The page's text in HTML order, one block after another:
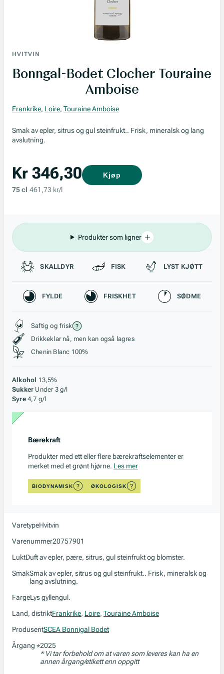
HVITVIN
Bonngal-Bodet Clocher Touraine
Amboise
Frankrike, Loire, Touraine Amboise
Smak av epler, sitrus og gul steinfrukt.. Frisk, mineralsk og lang
avslutning.
Kr 346,30
75 cl 461,73 kr/l
Kjøp
Produkter som ligner
Passer til
SKALLDYR FISK LYST KJØTT
Karakteristikk
FYLDE FRISKHET SØDME
Stil, lagring og råstoff
Saftig og frisk
Drikkeklar nå, men kan også lagres
Chenin Blanc 100%
Alkohol 13,5%
Sukker Under 3 g/l
Syre 4,7 g/l
Bærekraft
Produkter med ett eller flere bærekraftselementer er
merket med et grønt hjørne. Les mer
BIODYNAMISK ØKOLOGISK
VaretypeHvitvin
Varenummer20757901
LuktDuft av epler, pære, sitrus, gul steinfrukt og blomster.
SmakSmak av epler, sitrus og gul steinfrukt.. Frisk, mineralsk og
lang avslutning.
FargeLys gyllengul.
Land, distriktFrankrike, Loire, Touraine Amboise
ProdusentSCEA Bonnigal Bodet
Årgang *2025
* Vi tar forbehold om at varen som leveres kan ha en
annen årgang/etikett enn oppgitt